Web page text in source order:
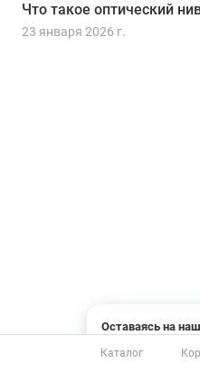
Что такое оптический
23 января 2026 г.
Оставаясь на
на
системами веб-
Каталог